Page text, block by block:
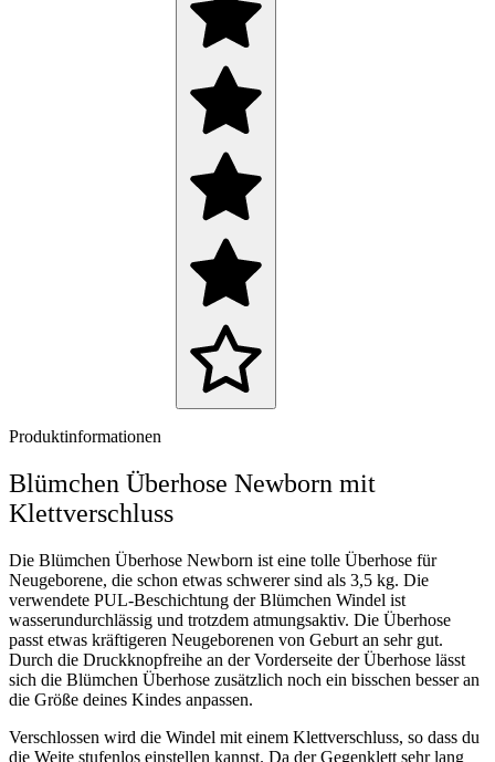
Produktinformationen
Blümchen Überhose Newborn mit
Klettverschluss
Die Blümchen Überhose Newborn ist eine tolle Überhose für
Neugeborene, die schon etwas schwerer sind als 3,5 kg. Die
verwendete PUL-Beschichtung der Blümchen Windel ist
wasserundurchlässig und trotzdem atmungsaktiv. Die Überhose
passt etwas kräftigeren Neugeborenen von Geburt an sehr gut.
Durch die Druckknopfreihe an der Vorderseite der Überhose lässt
sich die Blümchen Überhose zusätzlich noch ein bisschen besser an
die Größe deines Kindes anpassen.
Verschlossen wird die Windel mit einem Klettverschluss, so dass du
die Weite stufenlos einstellen kannst. Da der Gegenklett sehr lang